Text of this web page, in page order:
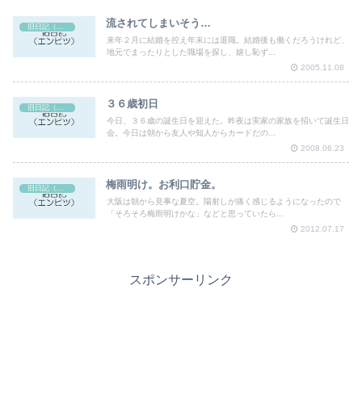
旧日記（エンピツ） 流されてしまいそう…
来年２月に結婚を控え年末には退職。結婚後も働くだろうけれど、
地元でまったりとした職場を探し、嬉し恥ず...
2005.11.08
旧日記（エンピツ） ３６歳初日
今日、３６歳の誕生日を迎えた。昨夜は実家の家族を招いて誕生日
会。今日は朝から友人や知人からカードだの...
2008.06.23
梅雨明け。お利口貯金。
大阪は朝から見事な夏空。陽射しが痛く感じるようになったので
「そろそろ梅雨明けかな」などと思っていたら...
2012.07.17
スポンサーリンク